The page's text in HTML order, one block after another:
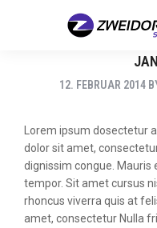
12. FEBRUAR 2014
Lorem ipsum dosectetur
dolor sit amet,
dignissim congue. Mauris
tempor. Sit amet cursus
rhoncus viverra quis at
amet, consectetur Nulla